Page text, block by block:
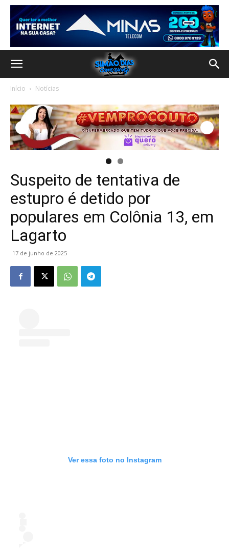
Início Notícias
Suspeito de tentativa de
estupro é detido por
populares em Colônia 13, em
Lagarto
17 de junho de 2025
Ver essa foto no Instagram